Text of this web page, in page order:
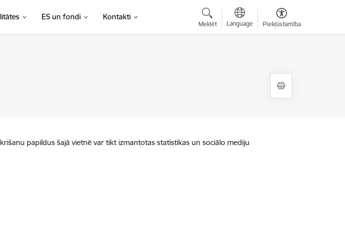
ES un fondi Kontakti
Meklēt Language Piekļūstamība
papildus šajā vietnē var tikt izmantotas statistikas un sociālo mediju